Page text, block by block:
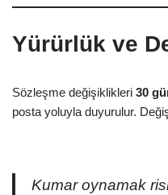
Yürürlük ve
Sözleşme değişiklikleri 30
posta yoluyla duyurulur.
Kumar oynamak